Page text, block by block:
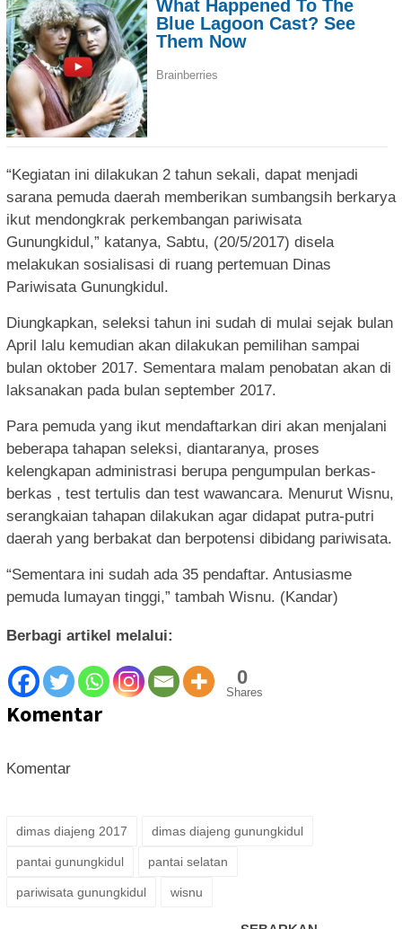
“Kegiatan ini dilakukan 2 tahun sekali, dapat menjadi
sarana pemuda daerah memberikan sumbangsih berkarya
ikut mendongkrak perkembangan pariwisata
Gunungkidul,” katanya, Sabtu, (20/5/2017) disela
melakukan sosialisasi di ruang pertemuan Dinas
Pariwisata Gunungkidul.
Diungkapkan, seleksi tahun ini sudah di mulai sejak bulan
April lalu kemudian akan dilakukan pemilihan sampai
bulan oktober 2017. Sementara malam penobatan akan di
laksanakan pada bulan september 2017.
Para pemuda yang ikut mendaftarkan diri akan menjalani
beberapa tahapan seleksi, diantaranya, proses
kelengkapan administrasi berupa pengumpulan berkas-
berkas , test tertulis dan test wawancara. Menurut Wisnu,
serangkaian tahapan dilakukan agar didapat putra-putri
daerah yang berbakat dan berpotensi dibidang pariwisata.
“Sementara ini sudah ada 35 pendaftar. Antusiasme
pemuda lumayan tinggi,” tambah Wisnu. (Kandar)
Berbagi artikel melalui:
0
Shares
Komentar
Komentar
dimas diajeng 2017 dimas diajeng gunungkidul
pantai gunungkidul pantai selatan
pariwisata gunungkidul wisnu